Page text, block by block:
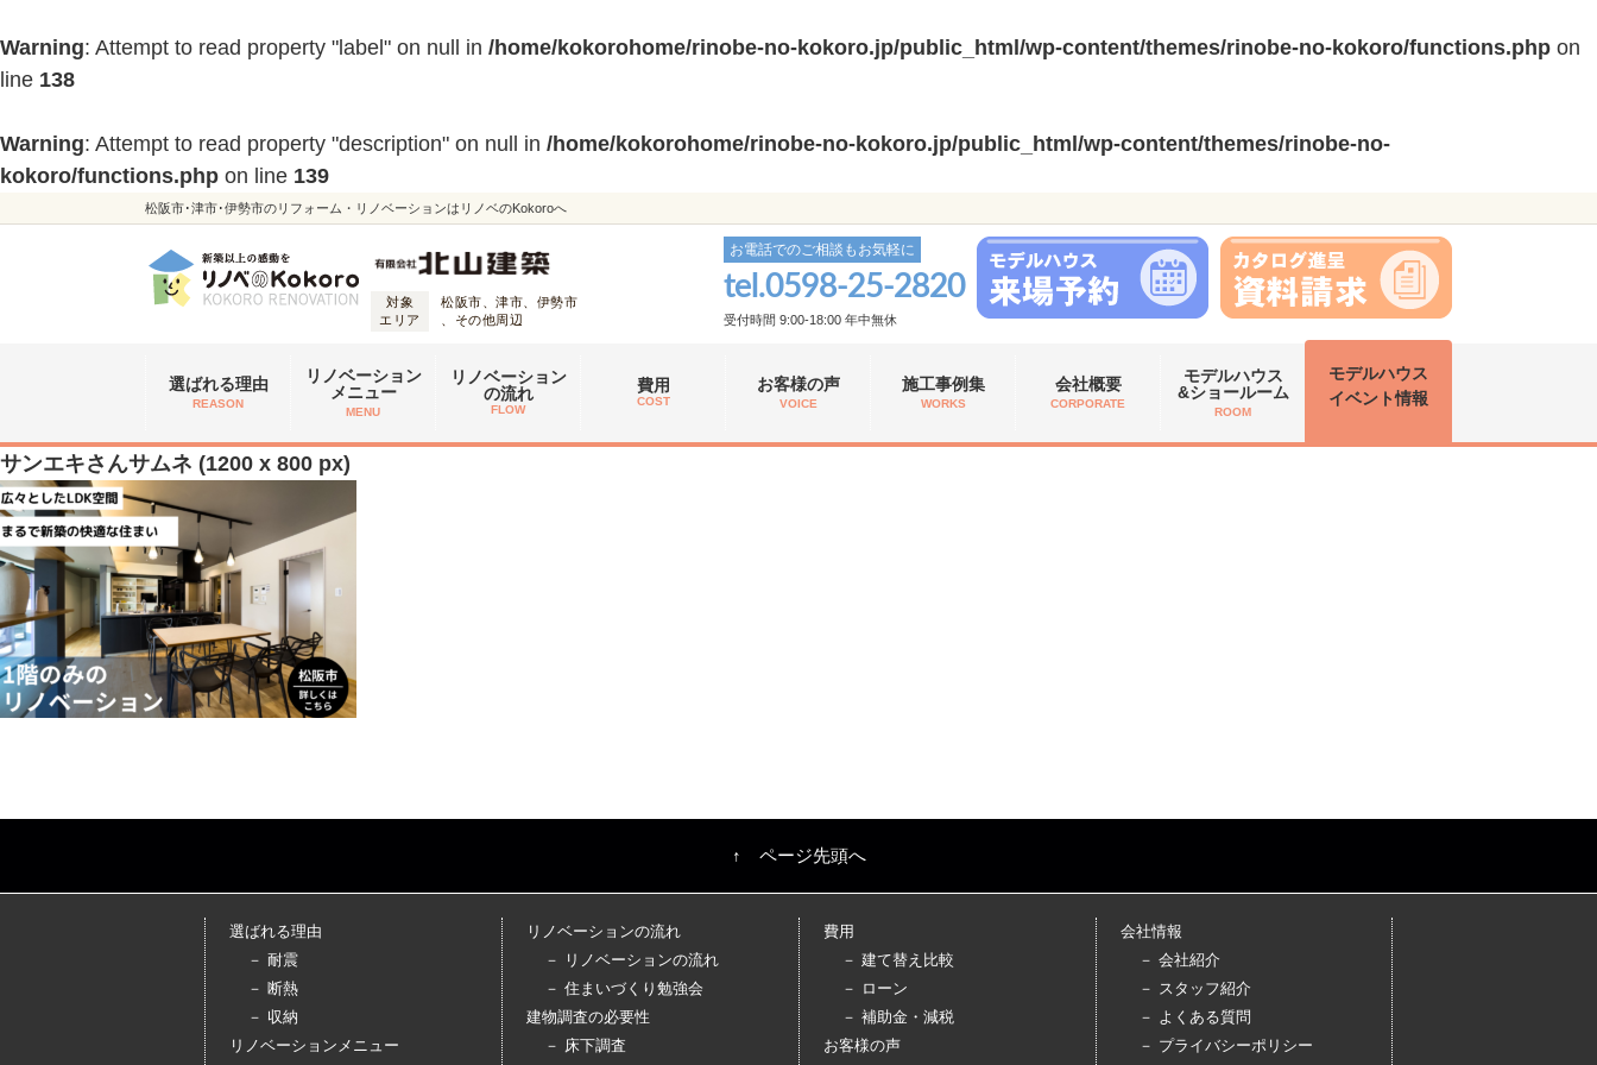
Warning: Attempt to read property "label" on null in /home/kokorohome/rinobe-no-kokoro.jp/public_html/wp-content/themes/rinobe-no-kokoro/functions.php on
line 138
Warning: Attempt to read property "description" on null in /home/kokorohome/rinobe-no-kokoro.jp/public_html/wp-content/themes/rinobe-no-
kokoro/functions.php on line 139
松阪市･津市･伊勢市のリフォーム・リノベーションはリノベのKokoroへ
対象
エリア
松阪市、津市、伊勢市
、その他周辺
お電話でのご相談もお気軽に
tel.0598-25-2820
受付時間 9:00-18:00 年中無休
選ばれる理由
REASON
リノベーション
メニュー
MENU
リノベーション
の流れ
FLOW
費用
COST
お客様の声
VOICE
施工事例集
WORKS
会社概要
CORPORATE
モデルハウス
&ショールーム
ROOM
モデルハウス
イベント情報
サンエキさんサムネ (1200 x 800 px)
↑ ページ先頭へ
選ばれる理由
－ 耐震
－ 断熱
－ 収納
リノベーションメニュー
リノベーションの流れ
－ リノベーションの流れ
－ 住まいづくり勉強会
建物調査の必要性
－ 床下調査
費用
－ 建て替え比較
－ ローン
－ 補助金・減税
お客様の声
会社情報
－ 会社紹介
－ スタッフ紹介
－ よくある質問
－ プライバシーポリシー